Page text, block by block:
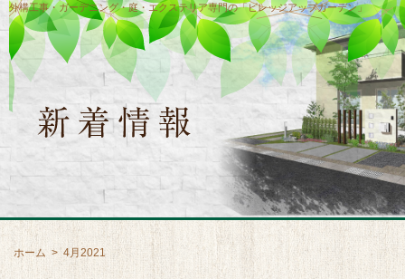
外構工事・ガーデニング・庭・エクステリア専門の「ビレッジアップガーデン」
ホーム > 4月2021